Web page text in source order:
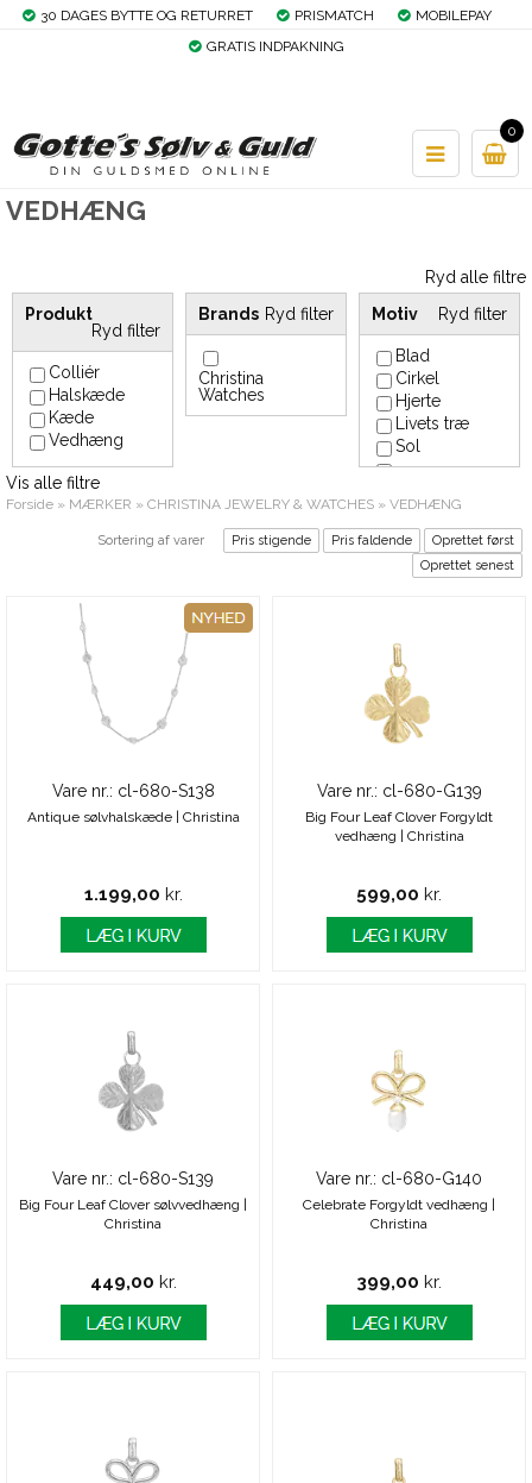
30 DAGES BYTTE OG RETURRET PRISMATCH
MOBILEPAY
GRATIS INDPAKNING
0
VEDHÆNG
Ryd alle filtre
Produkt
Ryd filter
Colliér
Halskæde
Kæde
Vedhæng
Brands Ryd filter
Christina
Watches
Motiv Ryd filter
Blad
Cirkel
Hjerte
Livets træ
Sol
Vis alle filtre
Forside » MÆRKER » CHRISTINA JEWELRY & WATCHES » VEDHÆNG
Sortering af varer Pris stigende Pris faldende
Oprettet først
Oprettet senest
Vare nr.: cl-680-S138
Antique sølvhalskæde | Christina
1.199,00 kr.
Vare nr.: cl-680-G139
Big Four Leaf Clover Forgyldt
vedhæng | Christina
599,00 kr.
Vare nr.: cl-680-S139
Big Four Leaf Clover sølvvedhæng |
Christina
449,00 kr.
Vare nr.: cl-680-G140
Celebrate Forgyldt vedhæng |
Christina
399,00 kr.